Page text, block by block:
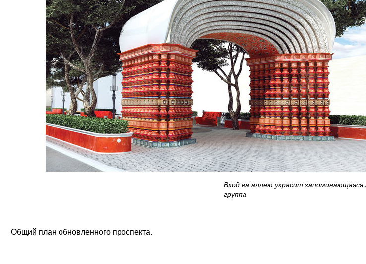
Вход на аллею украсит запоминающаяся
группа
Общий план обновленного проспекта.